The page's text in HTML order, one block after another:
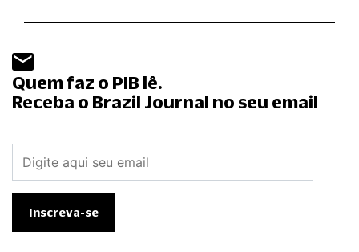
Quem faz o PIB lê.
Receba o Brazil Journal no seu email